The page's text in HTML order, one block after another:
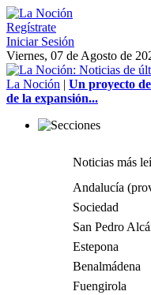
Regístrate
Iniciar Sesión
Viernes, 07 de Agosto de
La Noción | Un proyecto
de la expansión...
Noticias más
Andalucía
Sociedad
San Pedro
Estepona
Benalmádena
Fuengirola